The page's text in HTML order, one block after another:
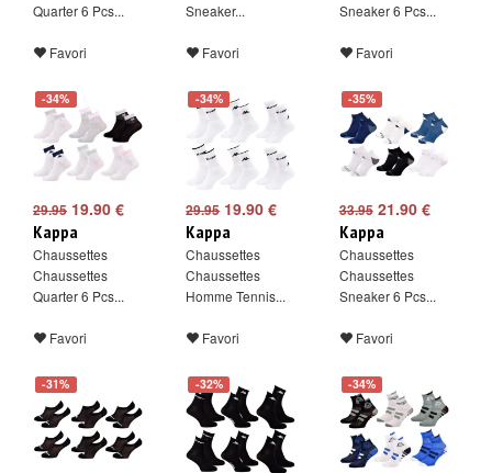
Quarter 6 Pcs...
Favori
Sneaker...
Favori
Sneaker 6 Pcs...
Favori
-34%
29.95 19.90 €
Kappa
Chaussettes
Chaussettes
Quarter 6 Pcs...
Favori
-34%
29.9519.90 €
Kappa
Chaussettes
Chaussettes
Homme Tennis...
Favori
-35%
33.9521.90 €
Kappa
Chaussettes
Chaussettes
Sneaker 6 Pcs...
Favori
-31% -32% -34%